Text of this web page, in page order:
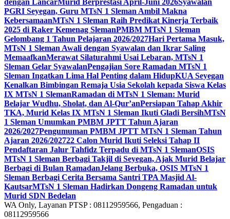
dengan LancarMurid Berprestasi April-Juni 2026Syawalan
PGRI Seyegan, Guru MTsN 1 Sleman Ambil Makna
KebersamaanMTsN 1 Sleman Raih Predikat Kinerja Terbaik
2025 di Raker Kemenag SlemanPMBM MTsN 1 Sleman
Gelombang 1 Tahun Pelajaran 2026/2027Hari Pertama Masuk,
MTsN 1 Sleman Awali dengan Syawalan dan Ikrar Saling
MemaafkanMerawat Silaturahmi Usai Lebaran, MTsN 1
Sleman Gelar SyawalanPengajian Sore Ramadan MTsN 1
Sleman Ingatkan Lima Hal Penting dalam HidupKUA Seyegan
Kenalkan Bimbingan Remaja Usia Sekolah kepada Siswa Kelas
IX MTsN 1 SlemanRamadan di MTsN 1 Sleman: Murid
Belajar Wudhu, Sholat, dan Al-Qur’anPersiapan Tahap Akhir
TKA, Murid Kelas IX MTsN 1 Sleman Ikuti Gladi BersihMTsN
1 Sleman Umumkan PMBM JPTT Tahun Ajaran
2026/2027Pengumuman PMBM JPTT MTsN 1 Sleman Tahun
Ajaran 2026/202722 Calon Murid Ikuti Seleksi Tahap II
Pendaftaran Jalur Tahfidz Terpadu di MTsN 1 SlemanOSIS
MTsN 1 Sleman Berbagi Takjil di Seyegan, Ajak Murid Belajar
Berbagi di Bulan RamadanJelang Berbuka, OSIS MTsN 1
Sleman Berbagi Cerita Bersama Santri TPA Masjid Al-
KautsarMTsN 1 Sleman Hadirkan Dongeng Ramadan untuk
Murid SDN Bedelan
WA Only, Layanan PTSP : 08112959566, Pengaduan :
08112959566